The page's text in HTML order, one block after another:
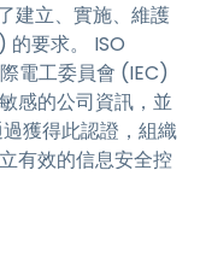
建立、實施、維護
的要求。 ISO
電工委員會 (IEC)
感的公司資訊，並
獲得此認證，組織
有效的信息安全控